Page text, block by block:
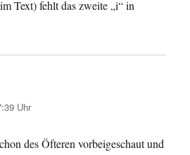
Text) fehlt das zweite „i“ in
Uhr
des Öfteren vorbeigeschaut und